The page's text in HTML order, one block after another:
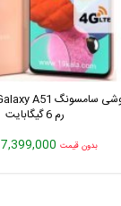
رم 6 گیگابایت
بدون قیمت 7,399,000 تومان